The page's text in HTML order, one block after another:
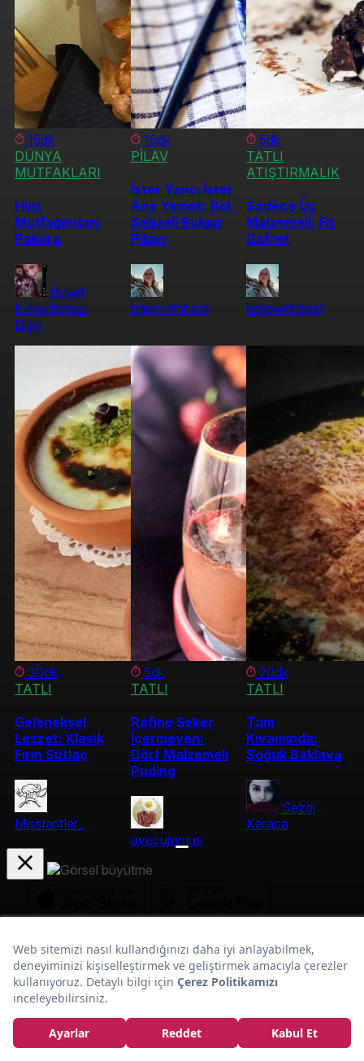
Çabucak Hazır:Tavuklu
Makarna Tarifi
15dk
DÜNYA
MUTFAKLARI
Hint
Mutfağından:
Pakora
Buket
Eyikudamacı
Dişçi
15dk
PİLAV
İster Yancı İster
Ana Yemek: Bol
Sebzeli Bulgur
Pilavı
bakewithbest
5dk
TATLI
ATIŞTIRMALIK
Sadece Üç
Malzemeli: Fit
Gofret
bakewithbest
30dk
TATLI
Geleneksel
Lezzet: Klasik
Fırın Sütlaç
Misstarifler_
5dk
TATLI
Rafine Şeker
İçermeyen:
Dört Malzemeli
Puding
avecummus
20dk
TATLI
Tam
Kıvamında:
Soğuk Baklava
Sezgi
Karaca
Kurumsal
En Popüler Tarifler
Popüler Yaz Tarifleri